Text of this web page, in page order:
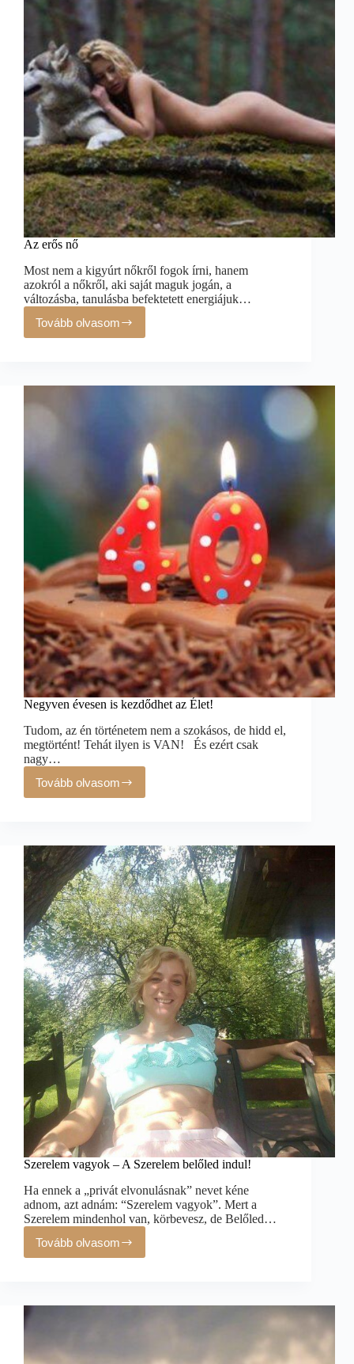
Az erős nő
Most nem a kigyúrt nőkről fogok írni, hanem
azokról a nőkről, aki saját maguk jogán, a
változásba, tanulásba befektetett energiájuk…
Tovább olvasom
Negyven évesen is kezdődhet az Élet!
Tudom, az én történetem nem a szokásos, de hidd el,
megtörtént! Tehát ilyen is VAN! És ezért csak
nagy…
Tovább olvasom
Szerelem vagyok – A Szerelem belőled indul!
Ha ennek a „privát elvonulásnak” nevet kéne
adnom, azt adnám: “Szerelem vagyok”. Mert a
Szerelem mindenhol van, körbevesz, de Belőled…
Tovább olvasom